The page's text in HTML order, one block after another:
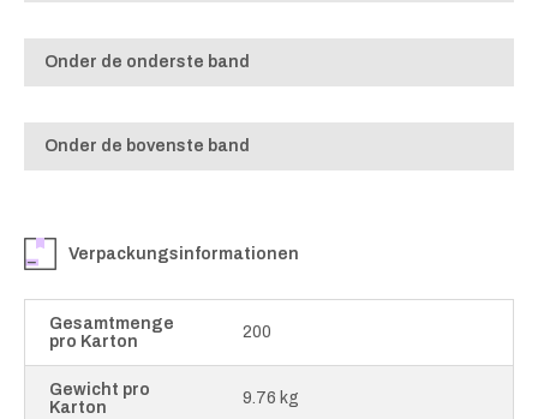
Onder de onderste band
Onder de bovenste band
Verpackungsinformationen
Gesamtmenge
pro Karton
200
Gewicht pro
Karton
9.76 kg